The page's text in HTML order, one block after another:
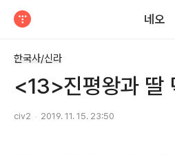
네오
한국사/신라
<13>진평왕과 딸
civ2 2019. 11. 15. 23:50